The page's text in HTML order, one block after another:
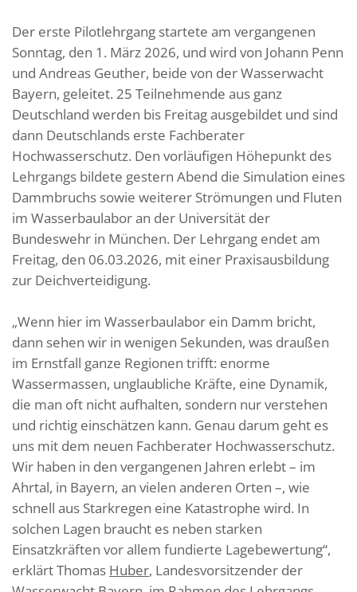
Der erste Pilotlehrgang startete am vergangenen
Sonntag, den 1. März 2026, und wird von Johann Penn
und Andreas Geuther, beide von der Wasserwacht
Bayern, geleitet. 25 Teilnehmende aus ganz
Deutschland werden bis Freitag ausgebildet und sind
dann Deutschlands erste Fachberater
Hochwasserschutz. Den vorläufigen Höhepunkt des
Lehrgangs bildete gestern Abend die Simulation eines
Dammbruchs sowie weiterer Strömungen und Fluten
im Wasserbaulabor an der Universität der
Bundeswehr in München. Der Lehrgang endet am
Freitag, den 06.03.2026, mit einer Praxisausbildung
zur Deichverteidigung.
„Wenn hier im Wasserbaulabor ein Damm bricht,
dann sehen wir in wenigen Sekunden, was draußen
im Ernstfall ganze Regionen trifft: enorme
Wassermassen, unglaubliche Kräfte, eine Dynamik,
die man oft nicht aufhalten, sondern nur verstehen
und richtig einschätzen kann. Genau darum geht es
uns mit dem neuen Fachberater Hochwasserschutz.
Wir haben in den vergangenen Jahren erlebt – im
Ahrtal, in Bayern, an vielen anderen Orten –, wie
schnell aus Starkregen eine Katastrophe wird. In
solchen Lagen braucht es neben starken
Einsatzkräften vor allem fundierte Lagebewertung“,
erklärt Thomas Huber, Landesvorsitzender der